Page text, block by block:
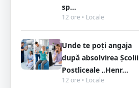
sp...
12 ore • Locale
Unde te poți angaja
după absolvirea Școlii
Postliceale „Henr...
12 ore • Locale